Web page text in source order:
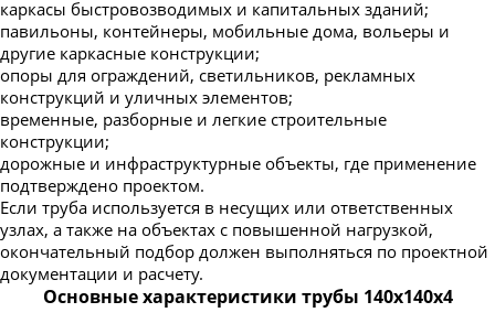
каркасы быстровозводимых и капитальных зданий;
павильоны, контейнеры, мобильные дома, вольеры и
другие каркасные конструкции;
опоры для ограждений, светильников, рекламных
конструкций и уличных элементов;
временные, разборные и легкие строительные
конструкции;
дорожные и инфраструктурные объекты, где применение
подтверждено проектом.
Если труба используется в несущих или ответственных
узлах, а также на объектах с повышенной нагрузкой,
окончательный подбор должен выполняться по проектной
документации и расчету.
Основные характеристики трубы 140х140х4